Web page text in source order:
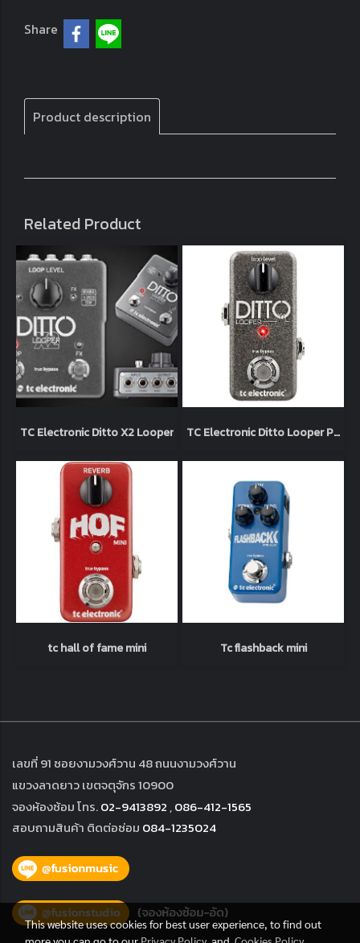
Share
Product description
Related Product
TC Electronic Ditto X2 Looper TC Electronic Ditto Looper Pedal Guitar Effects
tc hall of fame mini Tc flashback mini
เลขที่ 91 ซอยงามวงศ์วาน 48 ถนนงามวงศ์วาน
แขวงลาดยาว เขตจตุจักร 10900
จองห้องซ้อม โทร.02-9413892 ,086-412-1565
สอบถามสินค้า ติดต่อซ่อม 084-1235024
This website uses cookies for best user experience, to find out